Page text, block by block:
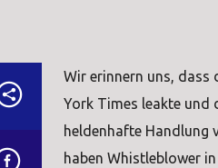
Wir erinnern uns, dass
York Times leakte und
heldenhafte Handlung
haben Whistleblower